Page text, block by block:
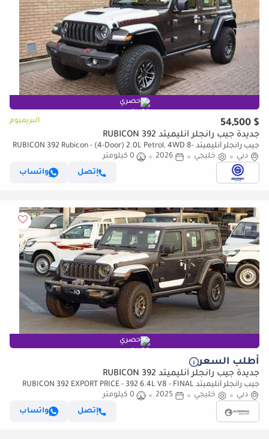
حصري
$ 54,500 البريميوم
جديدة جيب رانجلر أنليميتد RUBICON 392
جيب رانجلر أنليميتد RUBICON 392 Rubicon - (4-Door) 2.0L Petrol, 4WD 8-
Speed Automatic | 2026 Model | Ready for Export
دبي خليجي 2026
0 كيلومتر
إتصل
واتساب
حصري
أطلب السعر
جديدة جيب رانجلر أنليميتد RUBICON 392
جيب رانجلر أنليميتد RUBICON 392 EXPORT PRICE - 392 6.4L V8 - FINAL
EDITION
دبي خليجي 2025
0 كيلومتر
إتصل
واتساب